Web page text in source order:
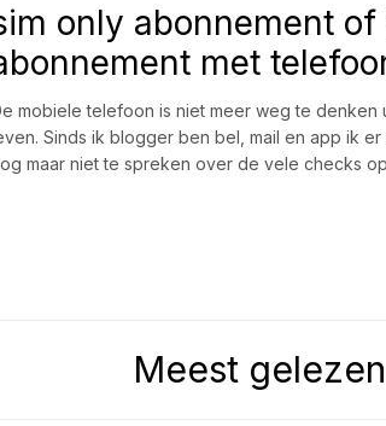
only abonnement of
met
mobiele telefoon is niet meer weg te denken
Sinds ik blogger ben bel, mail en app ik
maar niet te spreken over de vele checks
Meest gelezen